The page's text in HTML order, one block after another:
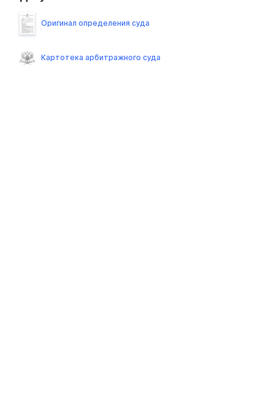
Оригинал определения суда
Картотека арбитражного суда